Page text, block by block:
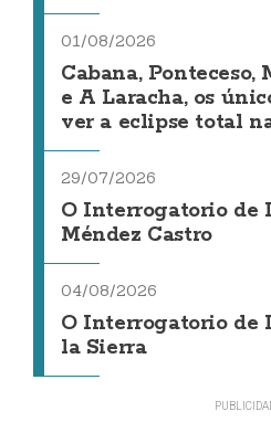
01/08/2026
Cabana, Ponteceso,
e A Laracha, os
ver a eclipse total
29/07/2026
O Interrogatorio de
Méndez Castro
04/08/2026
O Interrogatorio de
la Sierra